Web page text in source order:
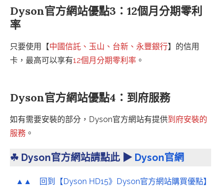
Dyson官方網站優點3：12個月分期零利
率
只要使用【中國信託、玉山、台新、永豐銀行】的信用
卡，最高可以享有12個月分期零利率 。
Dyson官方網站優點4：到府服務
如有需要安裝的部分，Dyson官方網站有提供到府安裝的
服務 。
☘︎ Dyson官方網站請點此 ▶ Dyson官網
▲▲ 回到【Dyson HD15》Dyson官方網站購買優點】